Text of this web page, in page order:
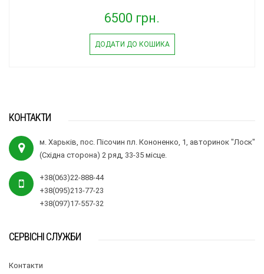
6500 грн.
ДОДАТИ ДО КОШИКА
КОНТАКТИ
м. Харьків, пос. Пісочин пл. Кононенко, 1, авторинок "Лоск"
(Східна сторона) 2 ряд, 33-35 місце.
+38(063)22-888-44
+38(095)213-77-23
+38(097)17-557-32
СЕРВІСНІ СЛУЖБИ
Контакти